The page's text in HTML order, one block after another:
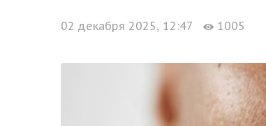
02 декабря 2025, 12:47 1005